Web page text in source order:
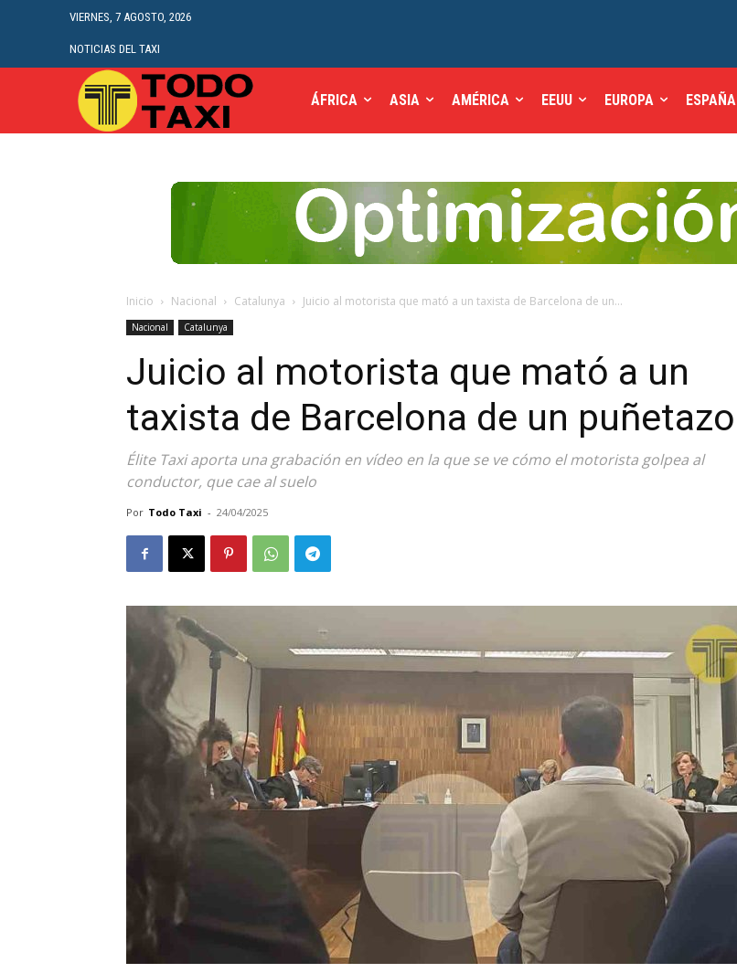
VIERNES, 7 AGOSTO, 2026
NOTICIAS DEL TAXI
ÁFRICA ASIA AMÉRICA EEUU EUROPA ESPAÑA
Inicio Nacional Catalunya Juicio al motorista que mató a un taxista de Barcelona de un...
Nacional Catalunya
Juicio al motorista que mató a un
taxista de Barcelona de un puñetazo
Élite Taxi aporta una grabación en vídeo en la que se ve cómo el motorista golpea al
conductor, que cae al suelo
Por Todo Taxi - 24/04/2025